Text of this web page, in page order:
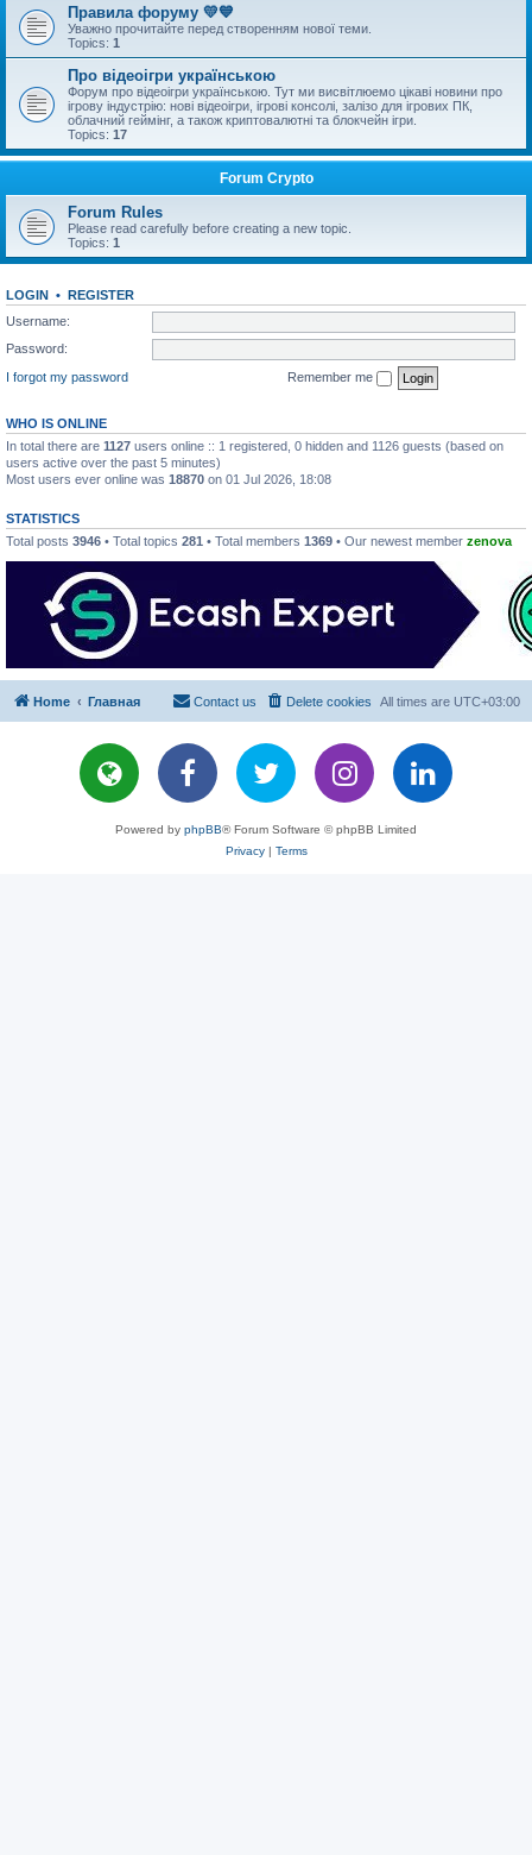
Правила форуму 💛💙
Уважно прочитайте перед створенням нової теми.
Topics: 1
Про відеоігри українською
Форум про відеоігри українською. Тут ми висвітлюемо цікаві новини про
ігрову індустрію: нові відеоігри, ігрові консолі, залізо для ігрових ПК,
облачний геймінг, а також криптовалютні та блокчейн ігри.
Topics: 17
Forum Crypto
Forum Rules
Please read carefully before creating a new topic.
Topics: 1
LOGIN • REGISTER
Username:
Password:
I forgot my password
Remember me
WHO IS ONLINE
In total there are 1127 users online :: 1 registered, 0 hidden and 1126 guests (based on
users active over the past 5 minutes)
Most users ever online was 18870 on 01 Jul 2026, 18:08
STATISTICS
Total posts 3946 • Total topics 281 • Total members 1369 • Our newest member zenova
Home Главная All times are UTC+03:00
Delete cookies
Contact us
Powered by phpBB® Forum Software © phpBB Limited
Privacy| Terms